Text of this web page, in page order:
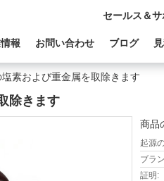
セールス＆
報 お問い合わせ ブログ
素および重金属を取除きます
除きます
商品
起源
ブラ
証明: